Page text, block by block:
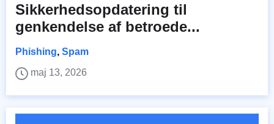
Sikkerhedsopdatering til
genkendelse af betroede...
Phishing, Spam
maj 13, 2026